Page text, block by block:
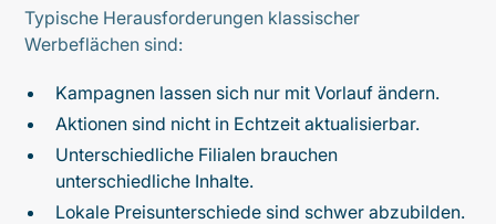
Typische Herausforderungen klassischer
Werbeflächen sind:
Kampagnen lassen sich nur mit Vorlauf ändern.
Aktionen sind nicht in Echtzeit aktualisierbar.
Unterschiedliche Filialen brauchen
unterschiedliche Inhalte.
Lokale Preisunterschiede sind schwer abzubilden.